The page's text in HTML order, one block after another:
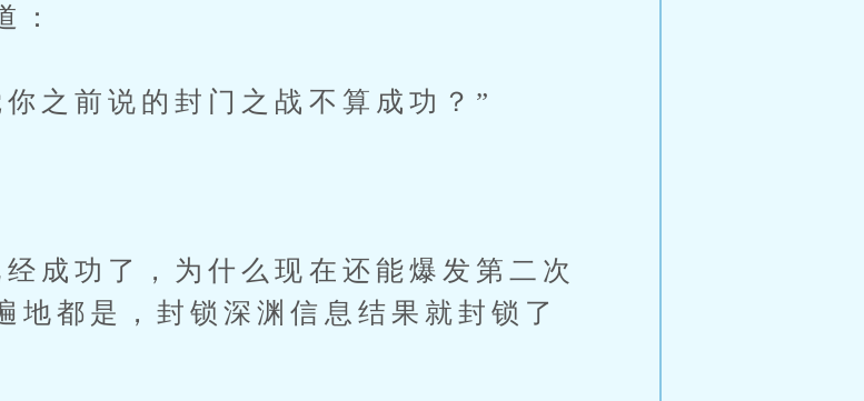
：
之前说的封门之战不算成功？”
成功了，为什么现在还能爆发第二次
地都是，封锁深渊信息结果就封锁了